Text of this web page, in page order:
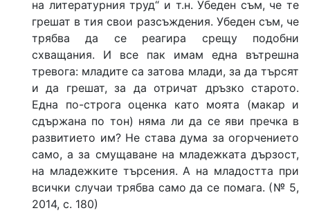
на литературния труд“ и т.н. Убеден съм, че те
грешат в тия свои разсъждения. Убеден съм, че
трябва да се реагира срещу подобни
схващания. И все пак имам една вътрешна
тревога: младите са затова млади, за да търсят
и да грешат, за да отричат дръзко старото.
Една по-строга оценка като моята (макар и
сдържана по тон) няма ли да се яви пречка в
развитието им? Не става дума за огорчението
само, а за смущаване на младежката дързост,
на младежките търсения. А на младостта при
всички случаи трябва само да се помага. (№ 5,
2014, с. 180)